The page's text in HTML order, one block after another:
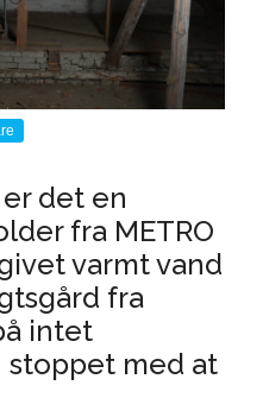
er det en
fra METRO
varmt vand
fra
intet
stoppet med at